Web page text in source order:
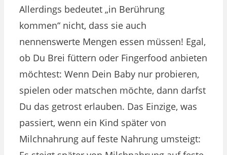
Allerdings bedeutet „in Berührung
kommen“ nicht, dass sie auch
nennenswerte Mengen essen müssen! Egal,
ob Du Brei füttern oder Fingerfood anbieten
möchtest: Wenn Dein Baby nur probieren,
spielen oder matschen möchte, dann darfst
Du das getrost erlauben. Das Einzige, was
passiert, wenn ein Kind später von
Milchnahrung auf feste Nahrung umsteigt: